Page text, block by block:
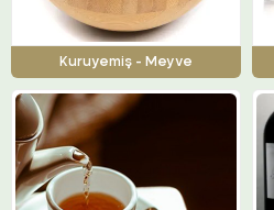
Kuruyemiş - Meyve